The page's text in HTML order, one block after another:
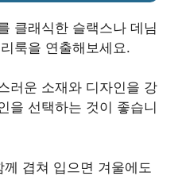
클래식한 슬랙스나 데님
룩을 연출해보세요.
러운 소재와 디자인을 강
을 선택하는 것이 좋습니
겹쳐 입으면 겨울에도